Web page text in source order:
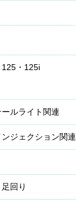
125・125i
ルライト関連
ジェクション関連
回り